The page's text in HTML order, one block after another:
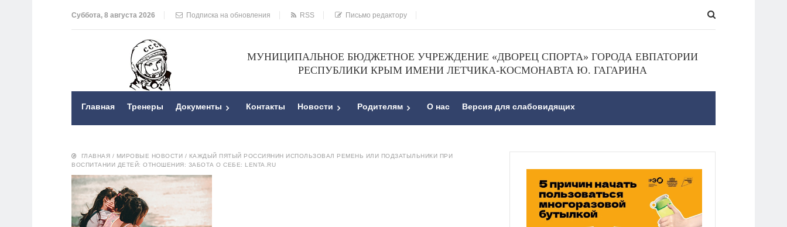
Суббота, 8 августа 2026 Подписка на обновления RSS Письмо редактору
МУНИЦИПАЛЬНОЕ БЮДЖЕТНОЕ УЧРЕЖДЕНИЕ «ДВОРЕЦ СПОРТА» ГОРОДА ЕВПАТОРИИ
РЕСПУБЛИКИ КРЫМ ИМЕНИ ЛЕТЧИКА-КОСМОНАВТА Ю. ГАГАРИНА
Главная Тренеры Документы Контакты Новости Родителям О нас Версия для слабовидящих
ГЛАВНАЯ / МИРОВЫЕ НОВОСТИ / КАЖДЫЙ ПЯТЫЙ РОССИЯНИН ИСПОЛЬЗОВАЛ РЕМЕНЬ ИЛИ ПОДЗАТЫЛЬНИКИ ПРИ
ВОСПИТАНИИ ДЕТЕЙ: ОТНОШЕНИЯ: ЗАБОТА О СЕБЕ: LENTA.RU